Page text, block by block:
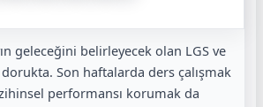
geleceğini belirleyecek olan LGS ve
Son haftalarda ders çalışmak
performansı korumak da